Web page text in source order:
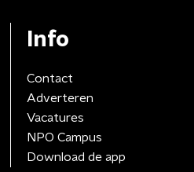
Info
Contact
Adverteren
Vacatures
NPO Campus
Download de app